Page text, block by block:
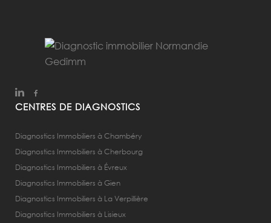
CENTRES DE DIAGNOSTICS
Diagnostics Immobiliers à Chambéry
Diagnostics Immobiliers à Cherbourg
Diagnostics Immobiliers à Évreux
Diagnostics Immobiliers à Gien
Diagnostics Immobiliers à La Verpillière
Diagnostics Immobiliers à Lisieux